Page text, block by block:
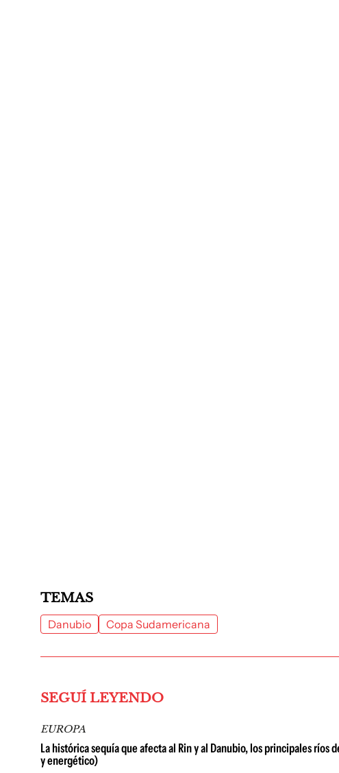
TEMAS
Danubio Copa Sudamericana
SEGUÍ LEYENDO
EUROPA
La histórica sequía que afecta al Rin y al Danubio, los principales
y energético)